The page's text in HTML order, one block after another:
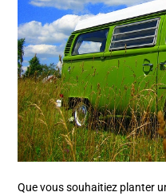
Que vous souhaitiez planter